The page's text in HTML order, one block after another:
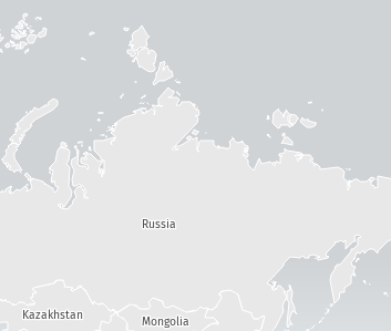
Kazakhstan Mongolia
Russia